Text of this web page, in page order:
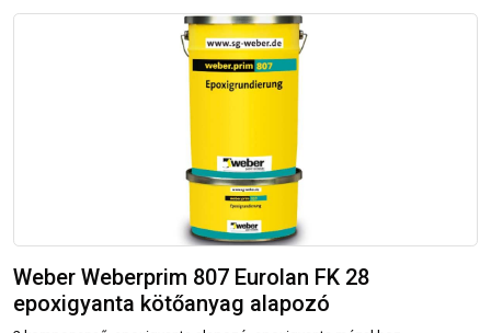
Weber Weberprim 807 Eurolan FK 28
epoxigyanta kötőanyag alapozó